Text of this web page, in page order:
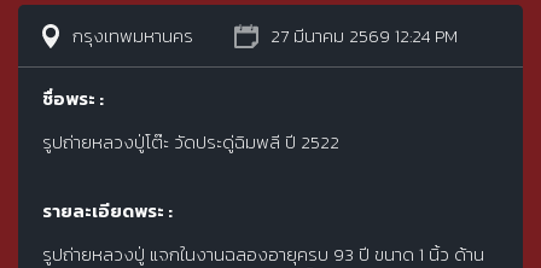
กรุงเทพมหานคร 27 มีนาคม 2569 12:24 PM
ชื่อพระ :
รูปถ่ายหลวงปู่โต๊ะ วัดประดู่ฉิมพลี ปี 2522
รายละเอียดพระ :
รูปถ่ายหลวงปู่ แจกในงานฉลองอายุครบ 93 ปี ขนาด 1 นิ้ว ด้าน